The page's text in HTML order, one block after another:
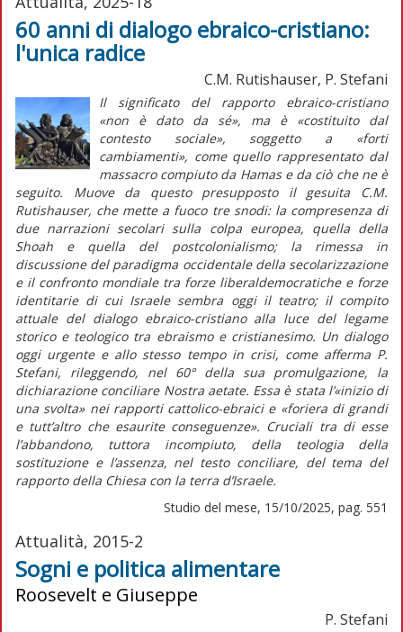
60 anni di dialogo ebraico-cristiano:
l'unica radice
C.M. Rutishauser, P. Stefani
Il significato del rapporto ebraico-cristiano
«non è dato da sé», ma è «costituito dal
contesto sociale», soggetto a «forti
cambiamenti», come quello rappresentato dal
massacro compiuto da Hamas e da ciò che ne è
seguito. Muove da questo presupposto il gesuita C.M.
Rutishauser, che mette a fuoco tre snodi: la compresenza di
due narrazioni secolari sulla colpa europea, quella della
Shoah e quella del postcolonialismo; la rimessa in
discussione del paradigma occidentale della secolarizzazione
e il confronto mondiale tra forze liberaldemocratiche e forze
identitarie di cui Israele sembra oggi il teatro; il compito
attuale del dialogo ebraico-cristiano alla luce del legame
storico e teologico tra ebraismo e cristianesimo. Un dialogo
oggi urgente e allo stesso tempo in crisi, come afferma P.
Stefani, rileggendo, nel 60° della sua promulgazione, la
dichiarazione conciliare Nostra aetate. Essa è stata l’«inizio di
una svolta» nei rapporti cattolico-ebraici e «foriera di grandi
e tutt’altro che esaurite conseguenze». Cruciali tra di esse
l’abbandono, tuttora incompiuto, della teologia della
sostituzione e l’assenza, nel testo conciliare, del tema del
rapporto della Chiesa con la terra d’Israele.
Studio del mese, 15/10/2025, pag. 551
Attualità, 2015-2
Sogni e politica alimentare
Roosevelt e Giuseppe
P. Stefani